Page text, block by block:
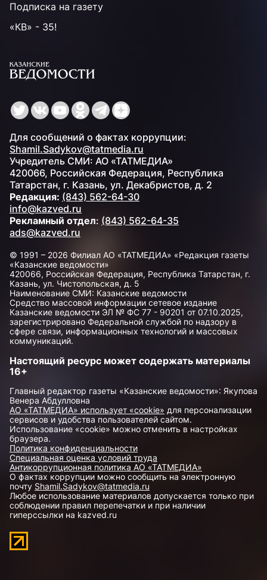
Подписка на газету
«КВ» - 35!
Для сообщений о фактах коррупции:
Shamil.Sadykov@tatmedia.ru
Учредитель СМИ: АО «ТАТМЕДИА»
420066, Российская Федерация, Республика
Татарстан, г. Казань, ул. Декабристов, д. 2
Редакция: (843) 562-64-30
info@kazved.ru
Рекламный отдел: (843) 562-64-35
ads@kazved.ru
© 1991 – 2026 Филиал АО «ТАТМЕДИА» «Редакция газеты
«Казанские ведомости»
420066, Российская Федерация, Республика Татарстан, г.
Казань, ул. Чистопольская, д. 5
Наименование СМИ: Казанские ведомости
Средство массовой информации сетевое издание
Казанские ведомости ЭЛ № ФС 77 - 90201 от 07.10.2025,
зарегистрировано Федеральной службой по надзору в
сфере связи, информационных технологий и массовых
коммуникаций.
Настоящий ресурс может содержать материалы
16+
Главный редактор газеты «Казанские ведомости»: Якупова
Венера Абдулловна
АО «ТАТМЕДИА» использует «cookie» для персонализации
сервисов и удобства пользователей сайтом.
Использование «cookie» можно отменить в настройках
браузера.
Политика конфиденциальности
Специальная оценка условий труда
Антикоррупционная политика АО «ТАТМЕДИА»
О фактах коррупции можно сообщить на электронную
почту Shamil.Sadykov@tatmedia.ru
Любое использование материалов допускается только при
соблюдении правил перепечатки и при наличии
гиперссылки на kazved.ru